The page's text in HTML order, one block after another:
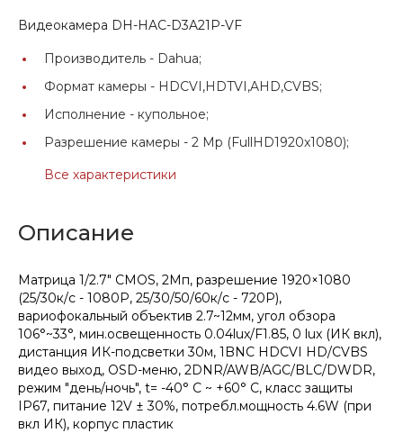
Видеокамера DH-HAC-D3A21P-VF
Производитель - Dahua;
Формат камеры - HDCVI,HDTVI,AHD,CVBS;
Исполнение - купольное;
Разрешение камеры - 2 Mp (FullHD1920x1080);
Все характеристики
Описание
Матрица 1/2.7" CMOS, 2Мп, разрешение 1920×1080
(25/30к/с - 1080Р, 25/30/50/60к/с - 720P),
вариофокальный объектив 2.7~12мм, угол обзора
106°~33°, мин.освещенность 0.04lux/F1.85, 0 lux (ИК вкл),
дистанция ИК-подсветки 30м, 1BNC HDCVI HD/CVBS
видео выход, OSD-меню, 2DNR/AWB/AGC/BLC/DWDR,
режим "день/ночь", t= -40° C ~ +60° C, класс защиты
IP67, питание 12V ± 30%, потребл.мощность 4.6W (при
вкл ИК), корпус пластик